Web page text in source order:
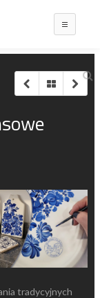
tradycyjnych